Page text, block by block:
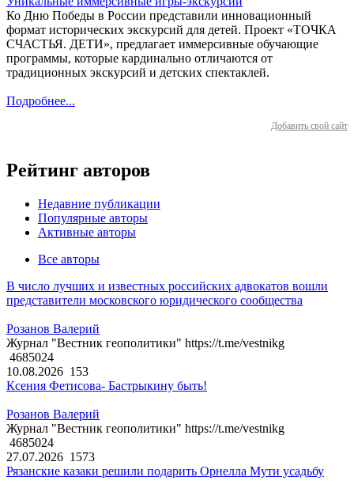
Ко Дню Победы в России представили инновационный
формат исторических экскурсий для детей. Проект «ТОЧКА
СЧАСТЬЯ. ДЕТИ», предлагает иммерсивные обучающие
программы, которые кардинально отличаются от
традиционных экскурсий и детских спектаклей.
Подробнее...
Добавить свой сайт
Рейтинг авторов
Недавние публикации
Популярные авторы
Активные авторы
Все авторы
В число лучших и известных российских адвокатов вошли
представители московского юридического сообщества
Розанов Валерий
Журнал "Вестник геополитики" https://t.me/vestnikg
4685024
10.08.2026 153
Ксения Фетисова- Бастрыкину быть!
Розанов Валерий
Журнал "Вестник геополитики" https://t.me/vestnikg
4685024
27.07.2026 1573
Рязанские казаки решили подарить Орнелла Мути усадьбу